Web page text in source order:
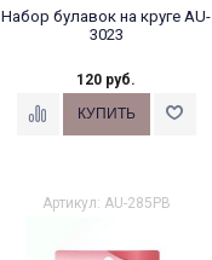
Набор булавок на круге AU-
3023
120 руб.
Артикул: AU-285PB